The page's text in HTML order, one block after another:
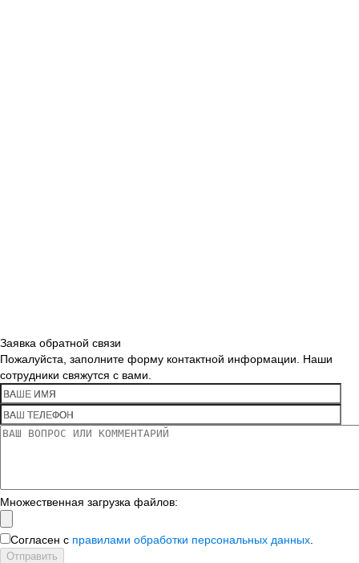
Заявка обратной связи
Пожалуйста, заполните форму контактной информации. Наши
сотрудники свяжутся с вами.
Множественная загрузка файлов:
Согласен с правилами обработки персональных данных
Отправить